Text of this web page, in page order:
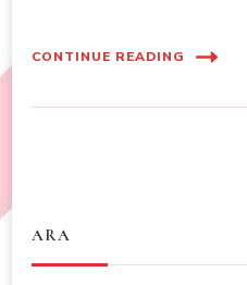
CONTINUE READING
ARA